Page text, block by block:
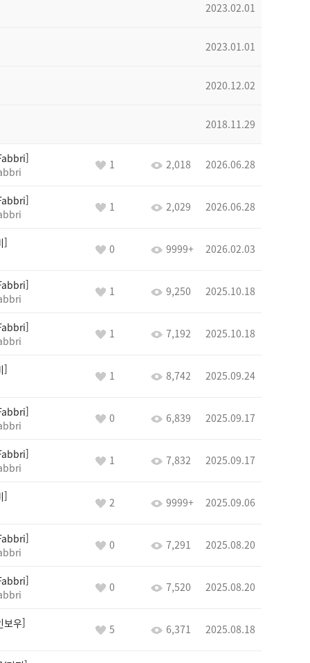
2023.02.01
2023.01.01
2020.12.02
2018.11.29
1 2,018 2026.06.28
1 2,029 2026.06.28
0 9999+ 2026.02.03
1 9,250 2025.10.18
1 7,192 2025.10.18
1 8,742 2025.09.24
0 6,839 2025.09.17
1 7,832 2025.09.17
2 9999+ 2025.09.06
0 7,291 2025.08.20
0 7,520 2025.08.20
보우
5 6,371 2025.08.18